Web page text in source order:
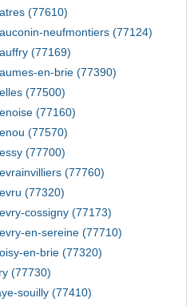
(77610)
neufmontiers (77124)
(77169)
en-brie (77390)
(77500)
(77160)
(77570)
(77700)
(77760)
(77320)
cossigny (77173)
en-sereine (77710)
en-brie (77320)
(77730)
souilly (77410)